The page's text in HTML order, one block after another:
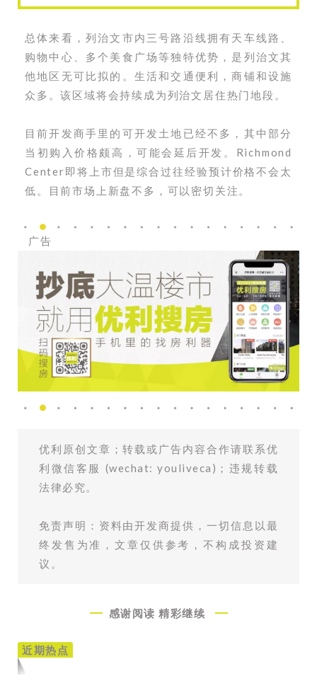
总体来看，列治文市内三号路沿线拥有天车线路、
购物中心、多个美食广场等独特优势，是列治文其
他地区无可比拟的。生活和交通便利，商铺和设施
众多。该区域将会持续成为列治文居住热门地段。
目前开发商手里的可开发土地已经不多，其中部分
当初购入价格颇高，可能会延后开发。Richmond
Center即将上市但是综合过往经验预计价格不会太
低。目前市场上新盘不多，可以密切关注。
广告
优利原创文章；转载或广告内容合作请联系优
利微信客服 (wechat: youliveca)；违规转载
法律必究。
免责声明：资料由开发商提供，一切信息以最
终发售为准，文章仅供参考，不构成投资建
议。
感谢阅读 精彩继续
近期热点